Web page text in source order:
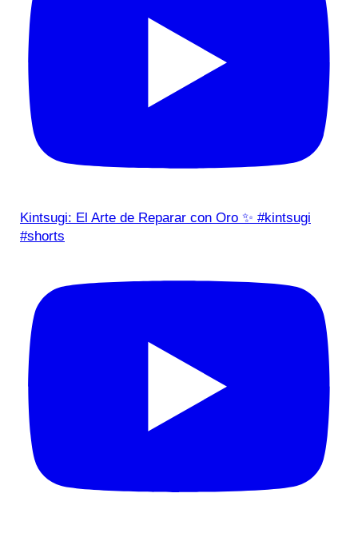
Kintsugi: El Arte de Reparar con Oro ✨ #kintsugi
#shorts